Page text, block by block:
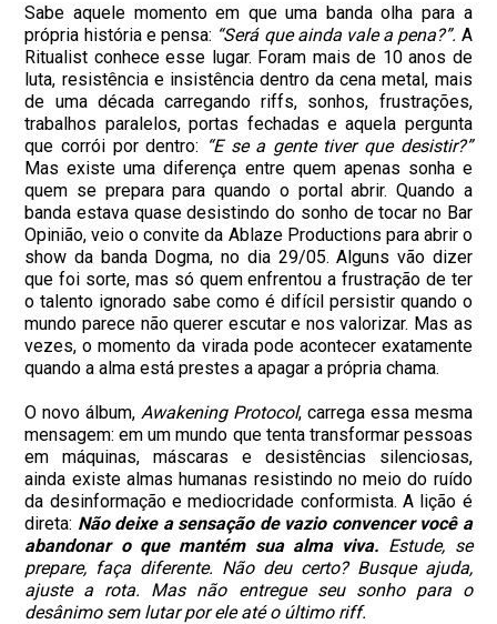
Sabe aquele momento em que uma banda olha para a
própria história e pensa: “Será que ainda vale a pena?”. A
Ritualist conhece esse lugar. Foram mais de 10 anos de
luta, resistência e insistência dentro da cena metal, mais
de uma década carregando riffs, sonhos, frustrações,
trabalhos paralelos, portas fechadas e aquela pergunta
que corrói por dentro: “E se a gente tiver que desistir?”
Mas existe uma diferença entre quem apenas sonha e
quem se prepara para quando o portal abrir. Quando a
banda estava quase desistindo do sonho de tocar no Bar
Opinião, veio o convite da Ablaze Productions para abrir o
show da banda Dogma, no dia 29/05.Alguns vão dizer
que foi sorte, mas só quem enfrentou a frustração de ter
o talento ignorado sabe como é difícil persistir quando o
mundo parece não querer escutar e nos valorizar. Mas as
vezes, o momento da virada pode acontecer exatamente
quando a alma está prestes a apagar a própria chama.
O novo álbum,Awakening Protocol, carrega essa mesma
mensagem: em um mundo que tenta transformar pessoas
em máquinas, máscaras e desistências silenciosas,
ainda existe almas humanas resistindo no meio do ruído
da desinformação e mediocridade conformista. A lição é
direta: Não deixe a sensação de vazio convencer você a
abandonar o que mantém sua alma viva. Estude, se
prepare, faça diferente. Não deu certo? Busque ajuda,
ajuste a rota. Mas não entregue seu sonho para o
desânimo sem lutar por ele até o último riff.